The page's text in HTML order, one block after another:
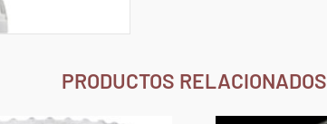
PRODUCTOS RELACIONADOS